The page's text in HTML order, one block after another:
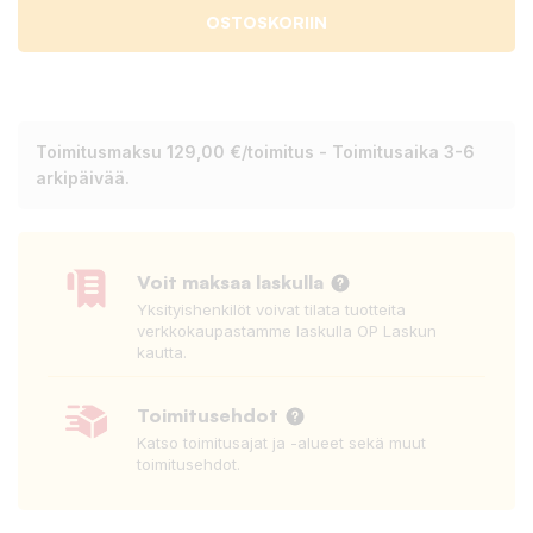
OSTOSKORIIN
Toimitusmaksu 129,00 €/toimitus - Toimitusaika 3-6
arkipäivää.
Voit maksaa laskulla
Yksityishenkilöt voivat tilata tuotteita
verkkokaupastamme laskulla OP Laskun
kautta.
Toimitusehdot
Katso toimitusajat ja -alueet sekä muut
toimitusehdot.